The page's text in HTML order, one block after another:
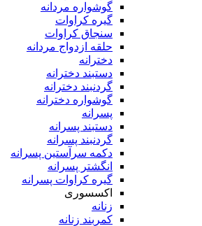
گوشواره مردانه
گیره کراوات
سنجاق کراوات
حلقه ازدواج مردانه
دخترانه
دستبند دخترانه
گردنبند دخترانه
گوشواره دخترانه
پسرانه
دستبند پسرانه
گردنبند پسرانه
دکمه سرآستین پسرانه
انگشتر پسرانه
گیره کراوات پسرانه
اکسسوری
زنانه
کمربند زنانه